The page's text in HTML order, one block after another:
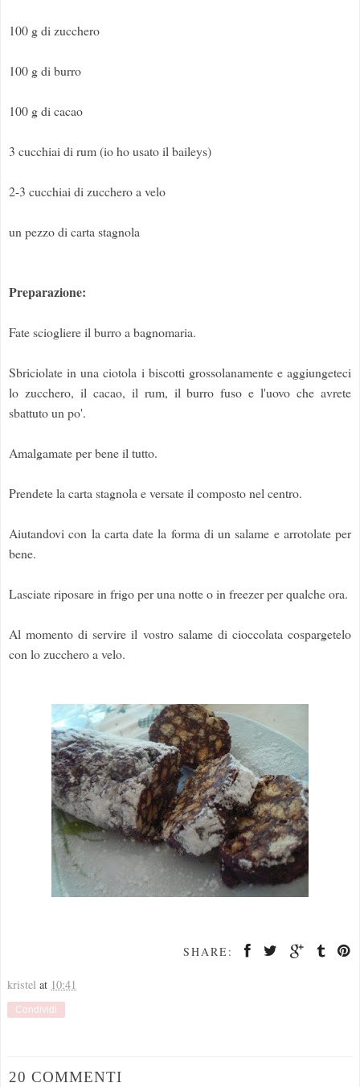
100 g di zucchero
100 g di burro
100 g di cacao
3 cucchiai di rum (io ho usato il baileys)
2-3 cucchiai di zucchero a velo
un pezzo di carta stagnola
Preparazione:
Fate sciogliere il burro a bagnomaria.
Sbriciolate in una ciotola i biscotti grossolanamente e aggiungeteci
lo zucchero, il cacao, il rum, il burro fuso e l'uovo che avrete
sbattuto un po'.
Amalgamate per bene il tutto.
Prendete la carta stagnola e versate il composto nel centro.
Aiutandovi con la carta date la forma di un salame e arrotolate per
bene.
Lasciate riposare in frigo per una notte o in freezer per qualche ora.
Al momento di servire il vostro salame di cioccolata cospargetelo
con lo zucchero a velo.
SHARE:
kristel at 10:41
Condividi
20 COMMENTI